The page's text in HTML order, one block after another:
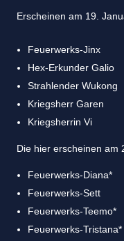
Erscheinen am 19.
Feuerwerks-Jinx
Hex-Erkunder Galio
Strahlender Wukong
Kriegsherr Garen
Kriegsherrin Vi
Die hier erscheinen am
Feuerwerks-Diana*
Feuerwerks-Sett
Feuerwerks-Teemo*
Feuerwerks-Tristana*